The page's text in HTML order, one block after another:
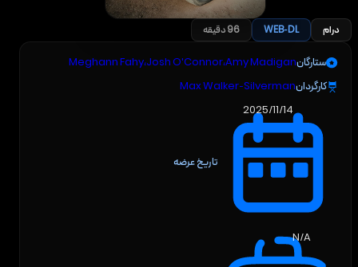
درام WEB-DL 96 دقیقه
ستارگان Meghann Fahy،Josh O'Connor،Amy Madigan
کارگردانMax Walker-Silverman
تاریخ عرضه
2025/11/14
N/A